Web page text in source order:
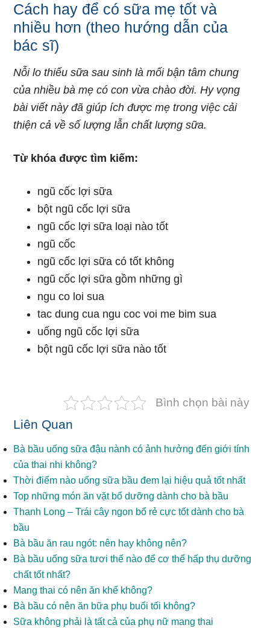
Cách hay để có sữa mẹ tốt và
nhiều hơn (theo hướng dẫn của
bác sĩ)
Nỗi lo thiếu sữa sau sinh là mối bận tâm chung
của nhiều bà mẹ có con vừa chào đời. Hy vọng
bài viết này đã giúp ích được mẹ trong việc cải
thiện cả về số lượng lẫn chất lượng sữa.
Từ khóa được tìm kiếm:
ngũ cốc lợi sữa
bột ngũ cốc lợi sữa
ngũ cốc lợi sữa loại nào tốt
ngũ cốc
ngũ cốc lợi sữa có tốt không
ngũ cốc lợi sữa gồm những gì
ngu co loi sua
tac dung cua ngu coc voi me bim sua
uống ngũ cốc lợi sữa
bột ngũ cốc lợi sữa nào tốt
Bình chọn bài này
Liên Quan
Bà bầu uống sữa đậu nành có ảnh hưởng đến giới tính
của thai nhi không?
Thời điểm nào uống sữa bầu đem lại hiệu quả tốt nhất
Top những món ăn vặt bổ dưỡng dành cho bà bầu
Thanh Long – Trái cây ngon bổ rẻ cực tốt dành cho bà
bầu
Bà bầu ăn rau ngót: nên hay không nên?
Bà bầu uống sữa tươi thế nào để cơ thể hấp thụ dưỡng
chất tốt nhất?
Mang thai có nên ăn khế không?
Bà bầu có nên ăn bữa phụ buổi tối không?
Sữa không phải là tất cả của phụ nữ mang thai